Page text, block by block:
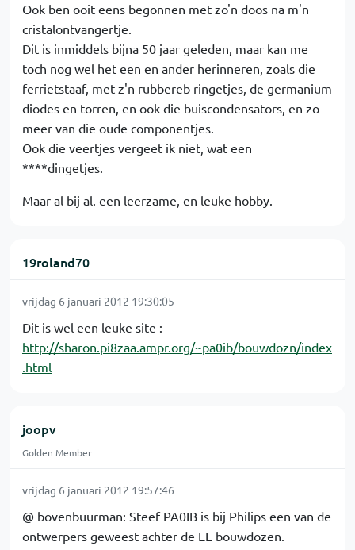
Ook ben ooit eens begonnen met zo'n doos na m'n
cristalontvangertje.
Dit is inmiddels bijna 50 jaar geleden, maar kan me
toch nog wel het een en ander herinneren, zoals die
ferrietstaaf, met z'n rubbereb ringetjes, de germanium
diodes en torren, en ook die buiscondensators, en zo
meer van die oude componentjes.
Ook die veertjes vergeet ik niet, wat een
****dingetjes.
Maar al bij al. een leerzame, en leuke hobby.
19roland70
vrijdag 6 januari 2012 19:30:05
Dit is wel een leuke site :
http://sharon.pi8zaa.ampr.org/~pa0ib/bouwdozn/index
.html
joopv
Golden Member
vrijdag 6 januari 2012 19:57:46
@ bovenbuurman: Steef PA0IB is bij Philips een van de
ontwerpers geweest achter de EE bouwdozen.